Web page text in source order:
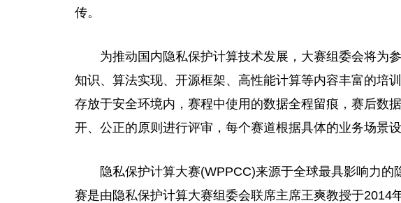
传。
为推动国内隐私保护计算技术发展，大赛组委会将为
知识、算法实现、开源框架、高性能计算等内容丰富的培
存放于安全环境内，赛程中使用的数据全程留痕，赛后数
开、公正的原则进行评审，每个赛道根据具体的业务场景设
隐私保护计算大赛(WPPCC)来源于全球最具影响力的
赛是由隐私保护计算大赛组委会联席主席王爽教授于2014